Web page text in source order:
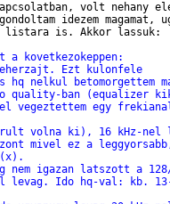
volt nehany
idezem magamat,
listara is. Akkor lassuk:
kovetkezokeppen:
Ezt kulonfele
nelkul betomorgettem
quality-ban (equalizer
vegeztettem egy
volna ki), 16 kHz-nel
mivel ez a
nem igazan latszott a
levag. Ido hq-val: kb.